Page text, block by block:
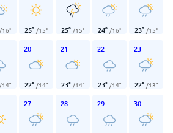
/16° 25° /15° 25° /15° 24° /16° 23° /15°
/14°
20
22° /14°
21
23° /14°
22
23° /14°
23
22° /13°
27 28 29 30